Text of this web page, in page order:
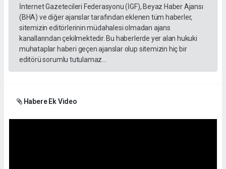
İnternet Gazetecileri Federasyonu (İGF), Beyaz Haber Ajansı
(BHA) ve diğer ajanslar tarafından eklenen tüm haberler,
sitemizin editörlerinin müdahalesi olmadan ajans
kanallarından çekilmektedir. Bu haberlerde yer alan hukuki
muhataplar haberi geçen ajanslar olup sitemizin hiç bir
editörü sorumlu tutulamaz...
Habere Ek Video